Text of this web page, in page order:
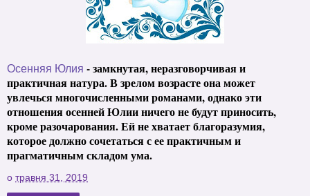
Осенняя Юлия - замкнутая, неразговорчивая и
практичная натура. В зрелом возрасте она может
увлечься многочисленными романами, однако эти
отношения осенней Юлии ничего не будут приносить,
кроме разочарования. Ей не хватает благоразумия,
которое должно сочетаться с ее практичным и
прагматичным складом ума.
о травня 31, 2019